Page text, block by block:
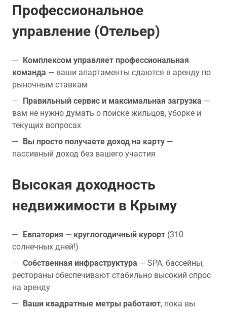
Профессиональное
управление (Отельер)
Комплексом управляет профессиональная
команда — ваши апартаменты сдаются в аренду по
рыночным ставкам
Правильный сервис и максимальная загрузка —
вам не нужно думать о поиске жильцов, уборке и
текущих вопросах
Вы просто получаете доход на карту —
пассивный доход без вашего участия
Высокая доходность
недвижимости в Крыму
Евпатория — круглогодичный курорт (310
солнечных дней!)
Собственная инфраструктура — SPA, бассейны,
рестораны обеспечивают стабильно высокий спрос
на аренду
Ваши квадратные метры работают, пока вы